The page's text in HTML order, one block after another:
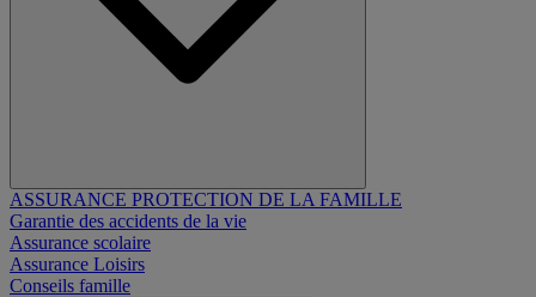
ASSURANCE PROTECTION DE LA FAMILLE
Garantie des accidents de la vie
Assurance scolaire
Assurance Loisirs
Conseils famille